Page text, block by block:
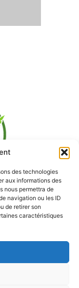
des technologies
aux informations des
nous permettra de
navigation ou les ID
de retirer son
caractéristiques
son univers